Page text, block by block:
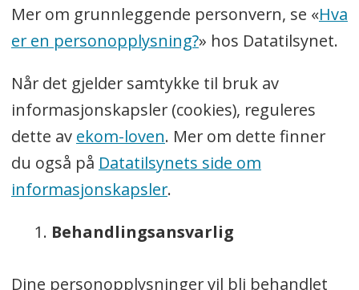
Mer om grunnleggende personvern, se «Hva
er en personopplysning?» hos Datatilsynet.
Når det gjelder samtykke til bruk av
informasjonskapsler (cookies), reguleres
dette av ekom-loven. Mer om dette finner
du også på Datatilsynets side om
informasjonskapsler.
Behandlingsansvarlig
Dine personopplysninger vil bli behandlet